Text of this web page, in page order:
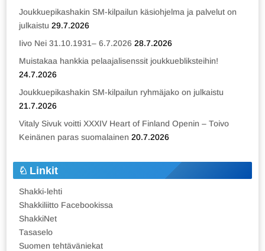
Joukkuepikashakin SM-kilpailun käsiohjelma ja palvelut on
julkaistu 29.7.2026
Iivo Nei 31.10.1931– 6.7.2026 28.7.2026
Muistakaa hankkia pelaajalisenssit joukkuebliksteihin!
24.7.2026
Joukkuepikashakin SM-kilpailun ryhmäjako on julkaistu
21.7.2026
Vitaly Sivuk voitti XXXIV Heart of Finland Openin – Toivo
Keinänen paras suomalainen 20.7.2026
Linkit
Shakki-lehti
Shakkiliitto Facebookissa
ShakkiNet
Tasaselo
Suomen tehtäväniekat